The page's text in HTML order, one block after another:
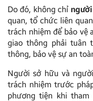
Do đó, không chỉ
quan, tổ chức liên
trách nhiệm để bảo vệ
giao thông phải tuân
thông, bảo vệ sự an
Người sở hữu và
trách nhiệm trước
phương tiện khi